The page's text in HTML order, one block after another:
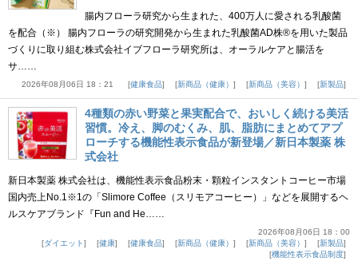
腸内フローラ研究から生まれた、400万人に愛される乳酸菌
を配合（※） 腸内フローラの研究開発から生まれた乳酸菌AD株®を用いた製品
づくりに取り組む株式会社イブフローラ研究所は、オーラルケアと腸活を
サ……
2026年08月06日 18：21 健康食品 新商品（健康） 新商品（美容） 新製品
4種類の赤い野菜と果実配合で、おいしく続ける美活
習慣。冷え、脚のむくみ、肌、脂肪にまとめてアプ
ローチする機能性表示食品が新登場／新日本製薬 株
式会社
新日本製薬 株式会社は、機能性表示食品粉末・顆粒インスタントコーヒー市場
国内売上No.1※1の「Slimore Coffee（スリモアコーヒー）」などを展開するヘ
ルスケアブランド『Fun and He……
2026年08月06日 18：00
ダイエット
健康 健康食品 新商品（健康） 新商品（美容）
新製品
機能性表示食品制度